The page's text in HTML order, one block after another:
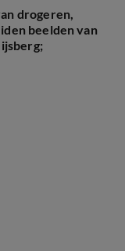
drogeren,
beelden van